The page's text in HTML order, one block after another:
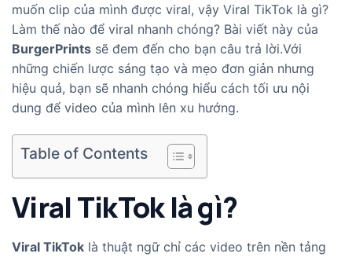
muốn clip của mình được viral, vậy Viral TikTok là gì?
Làm thế nào để viral nhanh chóng? Bài viết này của
BurgerPrints sẽ đem đến cho bạn câu trả lời.Với
những chiến lược sáng tạo và mẹo đơn giản nhưng
hiệu quả, bạn sẽ nhanh chóng hiểu cách tối ưu nội
dung để video của mình lên xu hướng.
Table of Contents
Viral TikTok là gì?
Viral TikTok là thuật ngữ chỉ các video trên nền tảng